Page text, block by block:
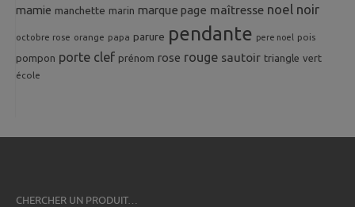
mamie manchette marin marque page maîtresse noel noir
octobre rose orange papa parure pendante pere noel pois
pompon porte clef prénom rose rouge sautoir triangle vert
école
CHERCHER UN PRODUIT…